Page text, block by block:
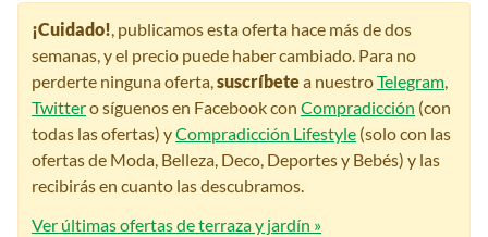
¡Cuidado!, publicamos esta oferta hace más de dos
semanas, y el precio puede haber cambiado. Para no
perderte ninguna oferta,suscríbetea nuestroTelegram,
Twittero síguenos en Facebook con Compradicción (con
todas las ofertas) yCompradicción Lifestyle (solo con las
ofertas de Moda, Belleza, Deco, Deportes y Bebés) y las
recibirás en cuanto las descubramos.
Ver últimas ofertas de terraza y jardín »